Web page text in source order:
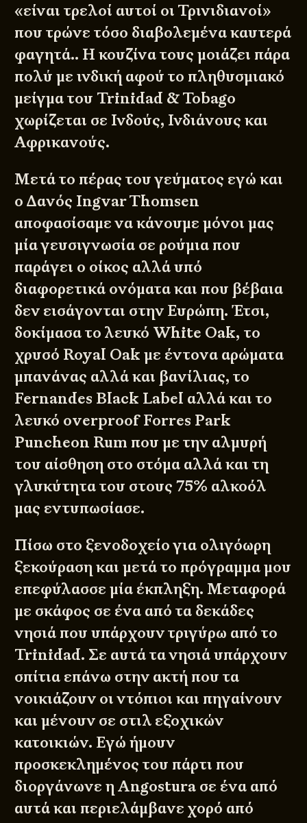
«είναι τρελοί αυτοί οι Τρινιδιανοί»
που τρώνε τόσο διαβολεμένα καυτερά
φαγητά.. Η κουζίνα τους μοιάζει πάρα
πολύ με ινδική αφού το πληθυσμιακό
μείγμα του Trinidad & Tobago
χωρίζεται σε Ινδούς, Ινδιάνους και
Αφρικανούς.
Μετά το πέρας του γεύματος εγώ και
ο Δανός Ingvar Thomsen
αποφασίσαμε να κάνουμε μόνοι μας
μία γευσιγνωσία σε ρούμια που
παράγει ο οίκος αλλά υπό
διαφορετικά ονόματα και που βέβαια
δεν εισάγονται στην Ευρώπη. Έτσι,
δοκίμασα το λευκό White Oak, το
χρυσό Royal Oak με έντονα αρώματα
μπανάνας αλλά και βανίλιας, το
Fernandes Black Label αλλά και το
λευκό overproof Forres Park
Puncheon Rum που με την αλμυρή
του αίσθηση στο στόμα αλλά και τη
γλυκύτητα του στους 75% αλκοόλ
μας εντυπωσίασε.
Πίσω στο ξενοδοχείο για ολιγόωρη
ξεκούραση και μετά το πρόγραμμα μου
επεφύλασσε μία έκπληξη. Μεταφορά
με σκάφος σε ένα από τα δεκάδες
νησιά που υπάρχουν τριγύρω από το
Trinidad. Σε αυτά τα νησιά υπάρχουν
σπίτια επάνω στην ακτή που τα
νοικιάζουν οι ντόπιοι και πηγαίνουν
και μένουν σε στιλ εξοχικών
κατοικιών. Εγώ ήμουν
προσκεκλημένος του πάρτι που
διοργάνωνε η Angostura σε ένα από
αυτά και περιελάμβανε χορό από